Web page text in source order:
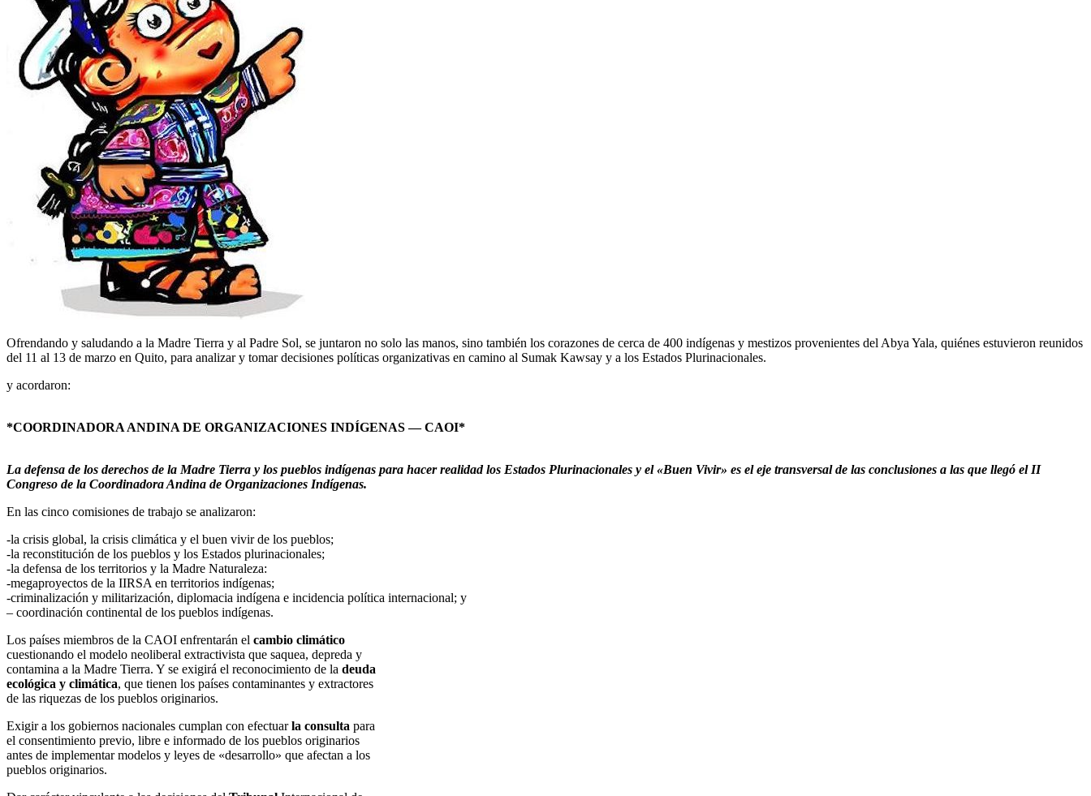
Ofrendando y saludando a la Madre Tierra y al Padre Sol, se juntaron no solo las manos, sino también los corazones de cerca de 400 indígenas y mestizos provenientes del Abya Yala, quiénes estuvieron reunidos
del 11 al 13 de marzo en Quito, para analizar y tomar decisiones políticas organizativas en camino al Sumak Kawsay y a los Estados Plurinacionales.
y acordaron:
*COORDINADORA ANDINA DE ORGANIZACIONES INDÍGENAS — CAOI*
La defensa de los derechos de la Madre Tierra y los pueblos indígenas para hacer realidad los Estados Plurinacionales y el «Buen Vivir» es el eje transversal de las conclusiones a las que llegó el II
Congreso de la Coordinadora Andina de Organizaciones Indígenas.
En las cinco comisiones de trabajo se analizaron:
-la crisis global, la crisis climática y el buen vivir de los pueblos;
-la reconstitución de los pueblos y los Estados plurinacionales;
-la defensa de los territorios y la Madre Naturaleza:
-megaproyectos de la IIRSA en territorios indígenas;
-criminalización y militarización, diplomacia indígena e incidencia política internacional; y
– coordinación continental de los pueblos indígenas.
Los países miembros de la CAOI enfrentarán el cambio climático
cuestionando el modelo neoliberal extractivista que saquea, depreda y
contamina a la Madre Tierra. Y se exigirá el reconocimiento de la deuda
ecológica y climática, que tienen los países contaminantes y extractores
de las riquezas de los pueblos originarios.
Exigir a los gobiernos nacionales cumplan con efectuarla consulta para
el consentimiento previo, libre e informado de los pueblos originarios
antes de implementar modelos y leyes de «desarrollo» que afectan a los
pueblos originarios.